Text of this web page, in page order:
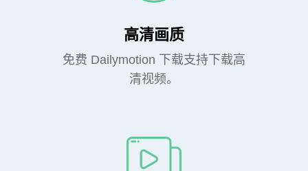
高清画质
免费 Dailymotion 下载支持下载高
清视频。